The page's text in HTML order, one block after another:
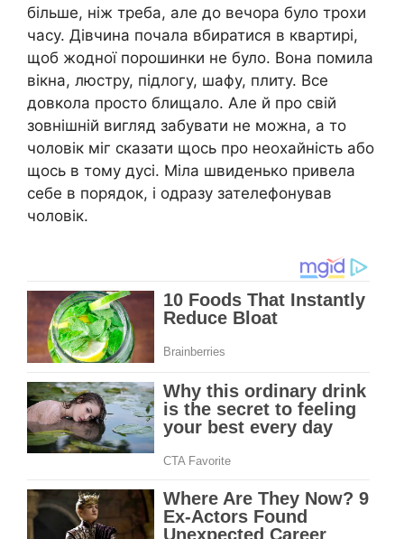
більше, ніж треба, але до вечора було трохи
часу. Дівчина почала вбиратися в квартирі,
щоб жодної порошинки не було. Вона помила
вікна, люстру, підлогу, шафу, плиту. Все
довкола просто блищало. Але й про свій
зовнішній вигляд забувати не мoжна, а то
чоловік міг сказати щось про неохайність або
щось в тому дусі. Міла швиденько привела
себе в порядок, і одразу зателефонував
чоловік.